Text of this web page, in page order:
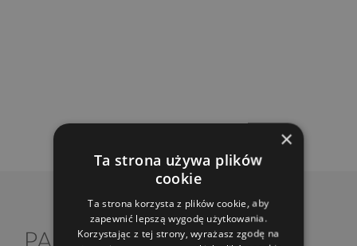
2
×
Ta strona używa plików
cookie
Ta strona korzysta z plików cookie, aby
zapewnić lepszą wygodę użytkowania.
Korzystając z tej strony, wyrażasz zgodę na